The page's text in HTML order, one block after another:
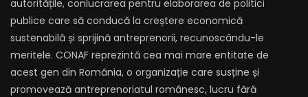
autoritățile, conlucrarea pentru elaborarea de politici
publice care să conducă la creștere economică
sustenabilă și sprijină antreprenorii, recunoscându-le
meritele. CONAF reprezintă cea mai mare entitate de
acest gen din România, o organizație care susține și
promovează antreprenoriatul românesc, lucru fără